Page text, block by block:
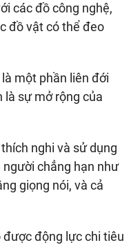
các đồ công nghệ,
đồ vật có thể đeo
một phần liên đới
là sự mở rộng của
nghi và sử dụng
chẳng hạn như
giọng nói, và cả
được động lực chi tiêu